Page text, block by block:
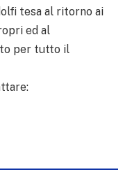
tesa al ritorno ai
ed al
per tutto il